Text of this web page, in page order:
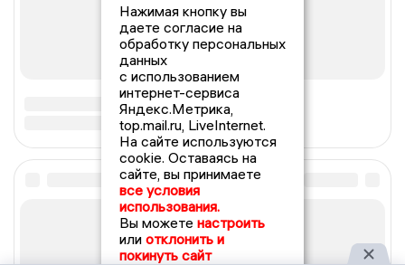
Нажимая кнопку вы
даете согласие на
обработку персональных
данных
с использованием
интернет-сервиса
Яндекс.Метрика,
top.mail.ru, LiveInternet.
На сайте используются
cookie. Оставаясь на
сайте, вы принимаете
все условия
использования.
Вы можете настроить
или отклонить и
покинуть сайт